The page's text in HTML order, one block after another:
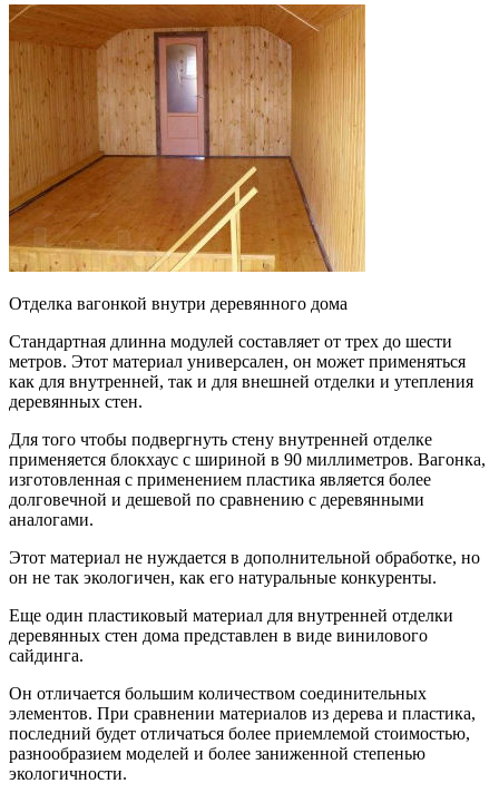
Отделка вагонкой внутри деревянного дома
Стандартная длинна модулей составляет от трех до шести
метров. Этот материал универсален, он может применяться
как для внутренней, так и для внешней отделки и утепления
деревянных стен.
Для того чтобы подвергнуть стену внутренней отделке
применяется блокхаус с шириной в 90 миллиметров. Вагонка,
изготовленная с применением пластика является более
долговечной и дешевой по сравнению с деревянными
аналогами.
Этот материал не нуждается в дополнительной обработке, но
он не так экологичен, как его натуральные конкуренты.
Еще один пластиковый материал для внутренней отделки
деревянных стен дома представлен в виде винилового
сайдинга.
Он отличается большим количеством соединительных
элементов. При сравнении материалов из дерева и пластика,
последний будет отличаться более приемлемой стоимостью,
разнообразием моделей и более заниженной степенью
экологичности.